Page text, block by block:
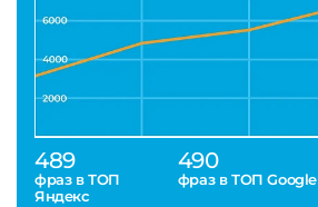
489
фраз в ТОП
Яндекс
490
фраз в ТОП Google